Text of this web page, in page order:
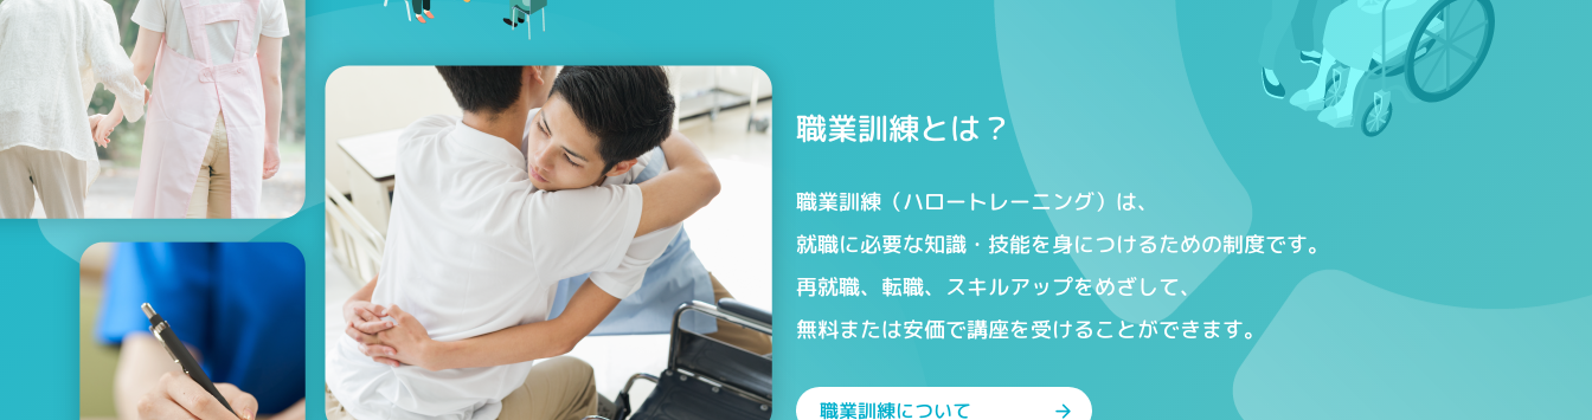
職業訓練とは？
職業訓練（ハロートレーニング）は、
就職に必要な知識・技能を身につけるための制度です。
再就職、転職、スキルアップをめざして、
無料または安価で講座を受けることができます。
職業訓練について